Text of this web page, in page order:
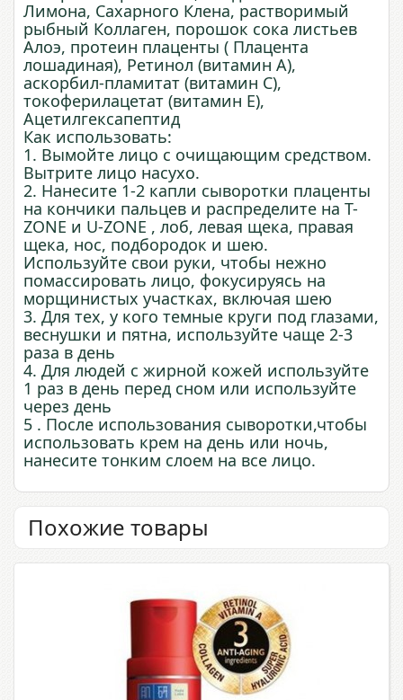
Лимона, Сахарного Клена, растворимый
рыбный Коллаген, порошок сока листьев
Алоэ, протеин плаценты ( Плацента
лошадиная), Ретинол (витамин А),
аскорбил-пламитат (витамин С),
токоферилацетат (витамин Е),
Ацетилгексапептид
Как использовать:
1. Вымойте лицо с очищающим средством.
Вытрите лицо насухо.
2. Нанесите 1-2 капли сыворотки плаценты
на кончики пальцев и распределите на T-
ZONE и U-ZONE , лоб, левая щека, правая
щека, нос, подбородок и шею.
Используйте свои руки, чтобы нежно
помассировать лицо, фокусируясь на
морщинистых участках, включая шею
3. Для тех, у кого темные круги под глазами,
веснушки и пятна, используйте чаще 2-3
раза в день
4. Для людей с жирной кожей используйте
1 раз в день перед сном или используйте
через день
5 . После использования сыворотки,чтобы
использовать крем на день или ночь,
нанесите тонким слоем на все лицо.
Похожие товары